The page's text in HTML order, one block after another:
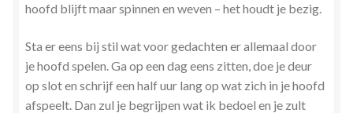
Tweelingvlam
Webshop
hoofd blijft maar spinnen en weven – het houdt je bezig.
Sta er eens bij stil wat voor gedachten er allemaal door
je hoofd spelen. Ga op een dag eens zitten, doe je deur
op slot en schrijf een half uur lang op wat zich in je hoofd
afspeelt. Dan zul je begrijpen wat ik bedoel en je zult